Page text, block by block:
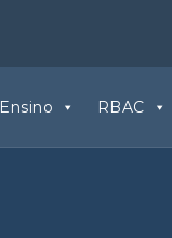
Ensino RBAC